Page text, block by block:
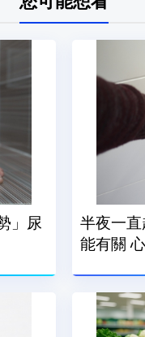
」尿
半夜一
能有關